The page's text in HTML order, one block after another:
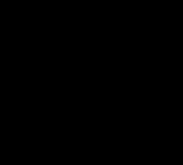
оформил заказ.
хочет сохранить